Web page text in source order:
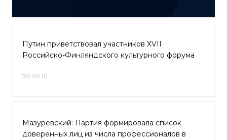
Путин приветствовал участников XVII
Российско-Финляндского культурного форума
30.09.16
Мазуревский: Партия формировала список
доверенных лиц из числа профессионалов в